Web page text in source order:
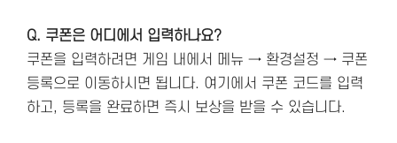
Q. 쿠폰은 어디에서 입력하나요?
쿠폰을 입력하려면 게임 내에서 메뉴 → 환경설정 → 쿠폰
등록으로 이동하시면 됩니다. 여기에서 쿠폰 코드를 입력
하고, 등록을 완료하면 즉시 보상을 받을 수 있습니다.